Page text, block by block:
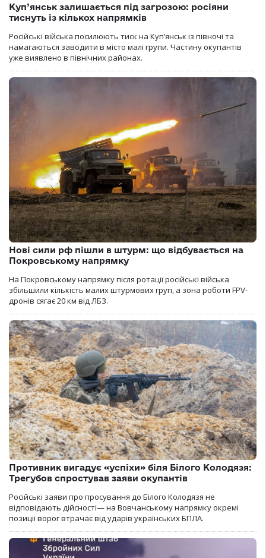
Куп’янськ залишається під загрозою: росіяни
тиснуть із кількох напрямків
Російські війська посилюють тиск на Куп’янськ із півночі та
намагаються заводити в місто малі групи. Частину окупантів
уже виявлено в північних районах.
Нові сили рф пішли в штурм: що відбувається на
Покровському напрямку
На Покровському напрямку після ротації російські війська
збільшили кількість малих штурмових груп, а зона роботи FPV-
дронів сягає 20 км від ЛБЗ.
Противник вигадує «успіхи» біля Білого Колодязя:
Трегубов спростував заяви окупантів
Російські заяви про просування до Білого Колодязя не
відповідають дійсності— на Вовчанському напрямку окремі
позиції ворог втрачає від ударів українських БПЛА.